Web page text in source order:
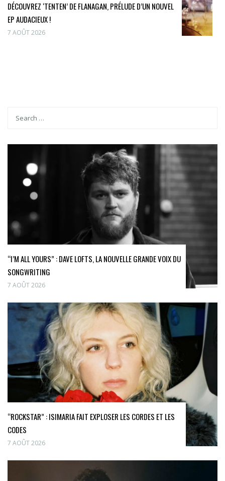
DÉCOUVREZ ‘TENTEN’ DE FLANAGAN, PRÉLUDE D’UN NOUVEL
EP AUDACIEUX !
7 AOÛT 2026
“I’M ALL YOURS” : DAVE LOFTS, LA NOUVELLE GRANDE VOIX DU
SONGWRITING
7 AOÛT 2026
“ROCKSTAR” : ISIMARIA FAIT EXPLOSER LES CORDES ET LES
CODES
7 AOÛT 2026